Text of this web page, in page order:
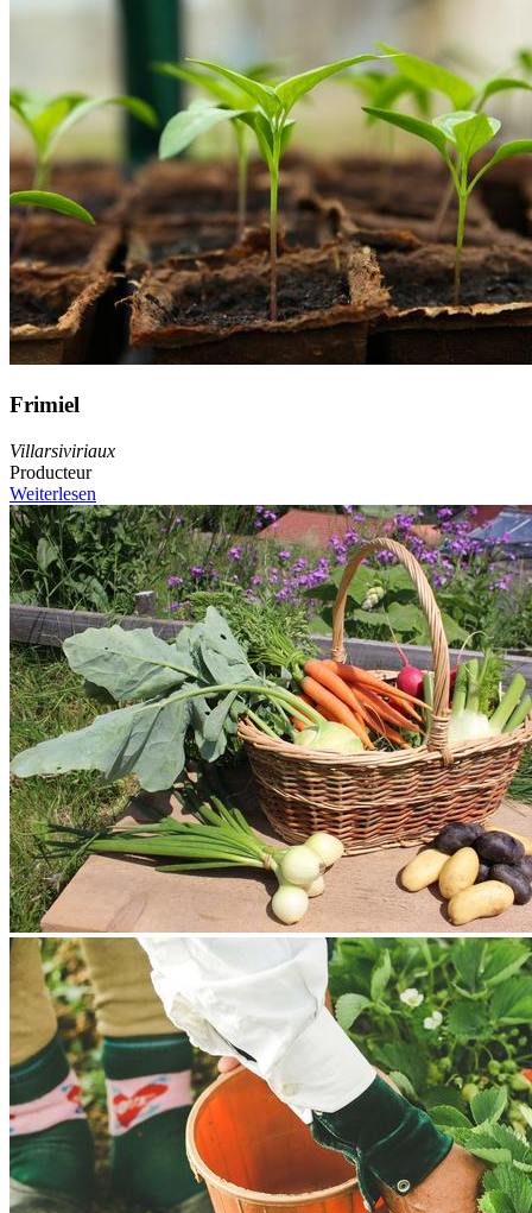
Frimiel
Villarsiviriaux
Producteur
Weiterlesen